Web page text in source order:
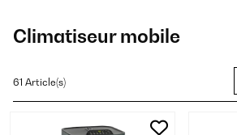
Climatiseur mobile
61 Article(s)